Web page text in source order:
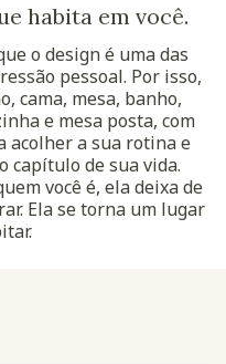
habita em você.
o design é uma das
pessoal. Por isso,
cama, mesa, banho,
e mesa posta, com
acolher a sua rotina e
capítulo de sua vida.
você é, ela deixa de
Ela se torna um lugar